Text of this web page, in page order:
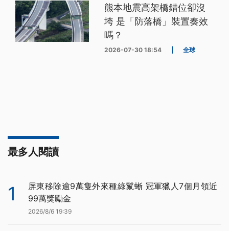
熊本地震高架橋錯位卻沒
垮 是「防落橋」裝置奏效
嗎？
2026-07-30 18:54 全球
最多人閱讀
1
屏東移除逾9萬隻外來種綠鬣蜥 冠軍獵人7個月領近
99萬獎勵金
2026/8/6 19:39